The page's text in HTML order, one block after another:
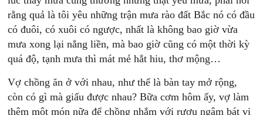
rằng quả là tôi yêu những trận mưa rào đất Bắc nó có đầu
có đuôi, có xuôi có ngược, nhất là không bao giờ vừa
mưa xong lại nắng liền, mà bao giờ cũng có một thời kỳ
quá độ, tạnh mưa thì mát mẻ hắt hiu, thơ mộng…
Vợ chồng ăn ở với nhau, như thể là bàn tay mở rộng,
còn có gì mà giấu được nhau? Bữa cơm hôm ấy, vợ làm
thêm một món nữa để chồng nhắm với rượu ngâm bát vị